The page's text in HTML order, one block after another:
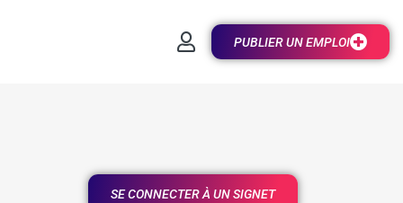
PUBLIER UN EMPLOI
SE CONNECTER À UN SIGNET